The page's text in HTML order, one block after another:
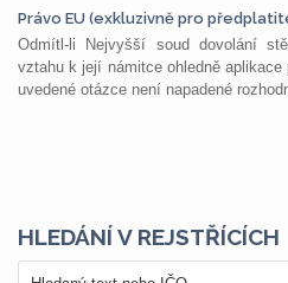
Právo EU (exkluzivně pro
Odmítl-li Nejvyšší soud dovolání
vztahu k její námitce ohledně
uvedené otázce není napadené
HLEDÁNÍ V REJSTŘÍCÍCH